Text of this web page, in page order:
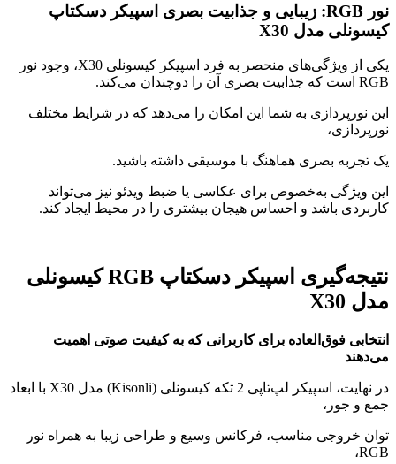
نور RGB: زیبایی و جذابیت بصری اسپیکر دسکتاپ
کیسونلی مدل X30
یکی از ویژگی‌های منحصر به فرد اسپیکر کیسونلی X30، وجود نور
RGB است که جذابیت بصری آن را دوچندان می‌کند.
این نورپردازی به شما این امکان را می‌دهد که در شرایط مختلف
نورپردازی،
یک تجربه بصری هماهنگ با موسیقی داشته باشید.
این ویژگی به‌خصوص برای عکاسی یا ضبط ویدئو نیز می‌تواند
کاربردی باشد و احساس هیجان بیشتری را در محیط ایجاد کند.
نتیجه‌گیری اسپیکر دسکتاپ RGB کیسونلی
مدل X30
انتخابی فوق‌العاده برای کاربرانی که به کیفیت صوتی اهمیت
می‌دهند
در نهایت، اسپیکر لپ‌تاپی 2 تکه کیسونلی (Kisonli) مدل X30 با ابعاد
جمع و جور،
توان خروجی مناسب، فرکانس وسیع و طراحی زیبا به همراه نور
RGB،